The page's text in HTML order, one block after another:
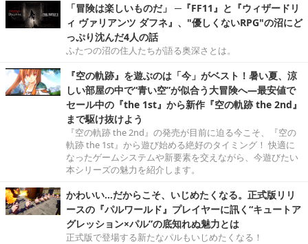
「冒険は楽しいものだ」 ─『FF11』と『ウィザードリ
ィ ヴァリアンツ ダフネ』、"優しくないRPG"の沼にど
っぷり沈んだ4人の話
ふたつの沼の住人たちが語る奥深さとは。
『空の軌跡』を遊ぶのは「今」がベスト！暑い夏、涼
しい部屋の中で“青い空”が似合う大冒険へ―最安値で
セール中の『the 1st』から新作『空の軌跡 the 2nd』
まで駆け抜けよう
『空の軌跡 the 2nd』の発売が目前に迫る今こそ、『空の
軌跡 the 1st』から遊び始める絶好のタイミング！ 快適に
なったゲームシステムや新要素を交えながら、今遊びたい
本シリーズの魅力を紹介します。
かわいい…だからこそ、いじめたくなる。正式版リリ
ースの『パルワールド』プレイヤーに訊く“キュートア
グレッション×パル”の底知れぬ魅力とは
正式版で登場する新たなパルもいじめたくなる！